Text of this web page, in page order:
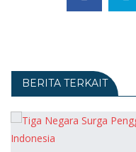
BERITA TERKAIT